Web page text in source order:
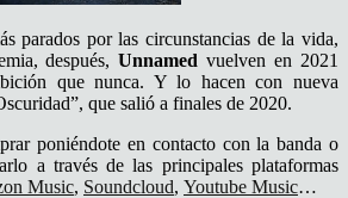
parados por las circunstancias de la vida,
después,Unnamed vuelven en 2021
que nunca. Y lo hacen con nueva
que salió a finales de 2020.
poniéndote en contacto con la banda o
a través de las principales plataformas
Music, Soundcloud, Youtube Music…